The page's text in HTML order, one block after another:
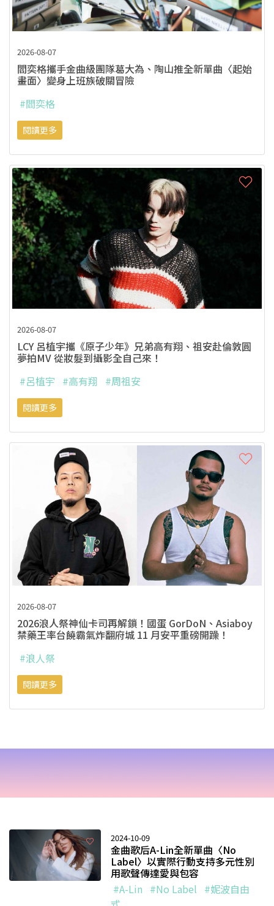
2026-08-07
閻奕格攜手金曲級團隊葛大為、陶山推全新單曲〈起始
畫面〉變身上班族破關冒險
#閻奕格
閱讀更多
2026-08-07
LCY 呂植宇攜《原子少年》兄弟高有翔、祖安赴倫敦圓
夢拍MV 從妝髮到攝影全自己來！
#呂植宇 #高有翔 #周祖安
閱讀更多
2026-08-07
2026浪人祭神仙卡司再解鎖！國蛋 GorDoN、Asiaboy
禁藥王率台饒霸氣炸翻府城 11 月安平重磅開躁！
#浪人祭
閱讀更多
2024-10-09
金曲歌后A-Lin全新單曲〈No
Label〉以實際行動支持多元性別
用歌聲傳達愛與包容
#A-Lin #No Label #妮波自由